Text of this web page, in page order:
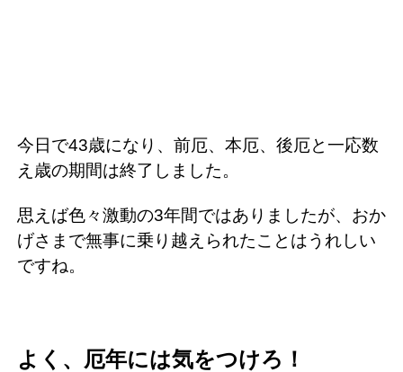
今日で43歳になり、前厄、本厄、後厄と一応数
え歳の期間は終了しました。
思えば色々激動の3年間ではありましたが、おか
げさまで無事に乗り越えられたことはうれしい
ですね。
よく、厄年には気をつけろ！